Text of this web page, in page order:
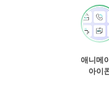
애니메
아이